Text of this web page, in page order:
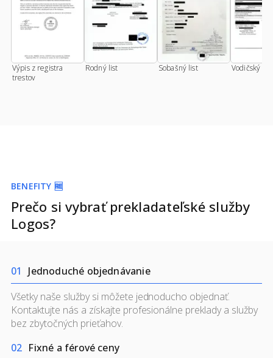
Výpis z registra
trestov
Rodný list Sobašný list Vodičský
BENEFITY 🆓
Prečo si vybrať prekladateľské služby
Logos?
01
Jednoduché objednávanie
Všetky naše služby si môžete jednoducho objednať.
Kontaktujte nás a získajte profesionálne preklady a služby
bez zbytočných prieťahov.
02 Fixné a férové ceny